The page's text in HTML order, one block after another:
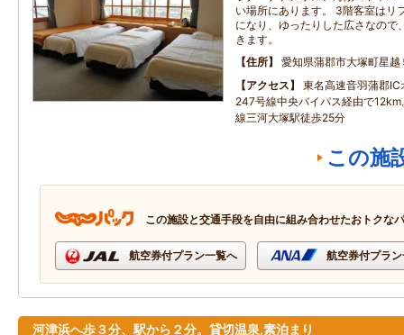
い場所にあります。 3階客室はリ
になり、ゆったりした広さなので
きます。
住所
愛知県蒲郡市大塚町星越
アクセス
東名高速音羽蒲郡
247号線中央バイパス経由で
線三河大塚駅徒歩25分
この施
この施設と交通手段を自由に組み合わせたおトクな
航空券付プラン一覧へ 航空券付プラ
河津浜へ歩３分、駅から２分。貸切温泉,素泊まり